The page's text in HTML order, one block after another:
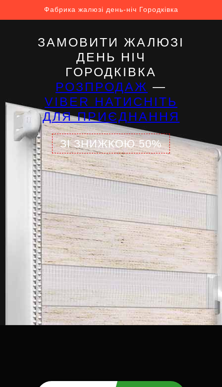
Фабрика жалюзі день-ніч Городківка
ЗАМОВИТИ ЖАЛЮЗІ
ДЕНЬ НІЧ
ГОРОДКІВКА
РОЗПРОДАЖ —
VIBER НАТИСНІТЬ
ДЛЯ ПРИЄДНАННЯ
ЗІ ЗНИЖКОЮ 50%